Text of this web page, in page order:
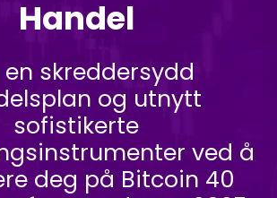
Handel
en skreddersydd
og utnytt
sofistikerte
ved å
deg på Bitcoin 40